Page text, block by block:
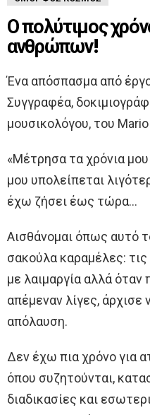
Ο πολύτιμος
ανθρώπων!
Ένα απόσπασμα από
Συγγραφέα,
μουσικολόγου, του
«Μέτρησα τα χρόνια μου
μου υπολείπεται
έχω ζήσει έως τώρα…
Αισθάνομαι όπως αυτό
σακούλα καραμέλες:
με λαιμαργία αλλά όταν
απέμεναν λίγες, άρχισε
απόλαυση.
Δεν έχω πια χρόνο για
όπου συζητούνται,
διαδικασίες και